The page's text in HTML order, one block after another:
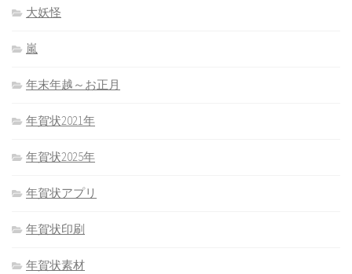
大妖怪
嵐
年末年越～お正月
年賀状2021年
年賀状2025年
年賀状アプリ
年賀状印刷
年賀状素材